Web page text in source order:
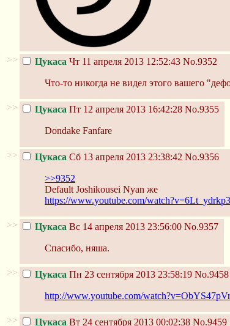
>> Цукаса Чт 11 апреля 2013 12:52:43 No.9352
Что-то никогда не видел этого вашего
>> Цукаса Пт 12 апреля 2013 16:42:28 No.9355
Dondake Fanfare
>> Цукаса Сб 13 апреля 2013 23:38:42 No.9356
>>9352
Default Joshikousei Nyan же
https://www.youtube.com/
>> Цукаса Вс 14 апреля 2013 23:56:00 No.9357
Спасибо, няша.
>> Цукаса Пн 23 сентября 2013 23:58:19 No.9458
http://www.youtube.com/
>> Цукаса Вт 24 сентября 2013 00:02:38 No.9459